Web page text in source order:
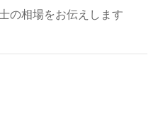
の相場をお伝えします